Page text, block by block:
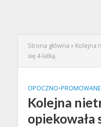
Strona główna » Kolejna
się 4-latką
OPOCZNO•PROMOWANE
Kolejna
opiekowała